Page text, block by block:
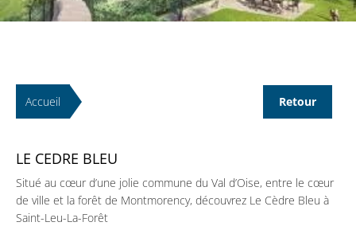
Accueil Retour
LE CEDRE BLEU
Situé au cœur d’une jolie commune du Val d’Oise, entre le cœur
de ville et la forêt de Montmorency, découvrez Le Cèdre Bleu à
Saint-Leu-La-Forêt